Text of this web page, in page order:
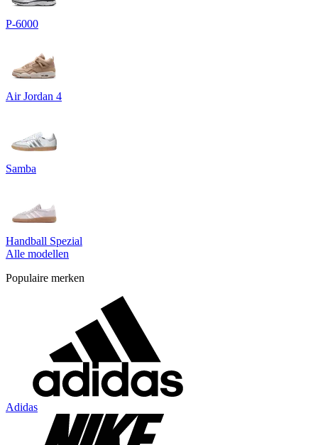
P-6000
Air Jordan 4
Samba
Handball Spezial
Alle modellen
Populaire merken
Adidas